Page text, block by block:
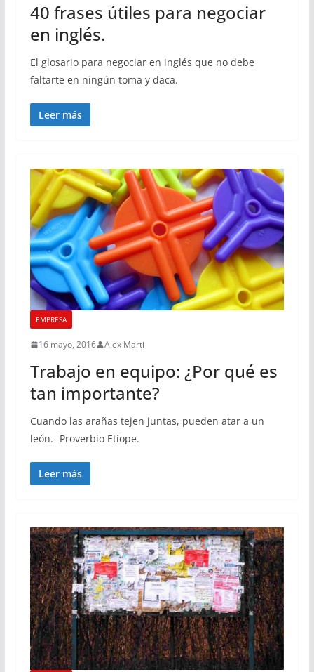
40 frases útiles para negociar
en inglés.
El glosario para negociar en inglés que no debe
faltarte en ningún toma y daca.
Leer más
EMPRESA
16 mayo, 2016 Alex Marti
Trabajo en equipo: ¿Por qué es
tan importante?
Cuando las arañas tejen juntas, pueden atar a un
león.- Proverbio Etíope.
Leer más